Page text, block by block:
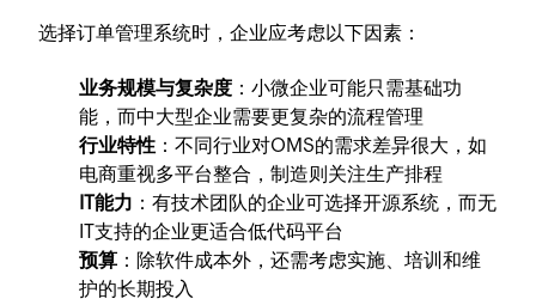
选择订单管理系统时，企业应考虑以下因素：
业务规模与复杂度 ：小微企业可能只需基础功
能，而中大型企业需要更复杂的流程管理
行业特性 ：不同行业对OMS的需求差异很大，如
电商重视多平台整合，制造则关注生产排程
IT能力 ：有技术团队的企业可选择开源系统，而无
IT支持的企业更适合低代码平台
预算 ：除软件成本外，还需考虑实施、培训和维
护的长期投入